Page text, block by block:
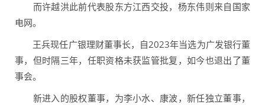
而许越洪此前代表股东方江西交投，杨东伟则来自国家
电网。
王兵现任广银理财董事长，自2023年当选为广发银行董
事，但时隔三年，任职资格未获监管批复，如今也退出了董
事会。
新进入的股权董事，为李小水、康波，新任独立董事，